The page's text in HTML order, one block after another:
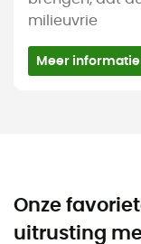
milieuvrie
Meer informatie
Onze
uitrusting